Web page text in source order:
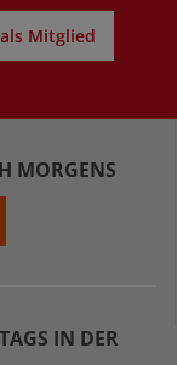
Mitglied
MORGENS
IN DER